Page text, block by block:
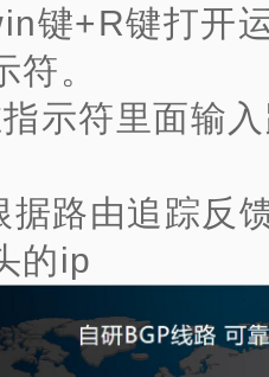
键+R键打开
符。
示符里面输
据路由追踪反
的ip